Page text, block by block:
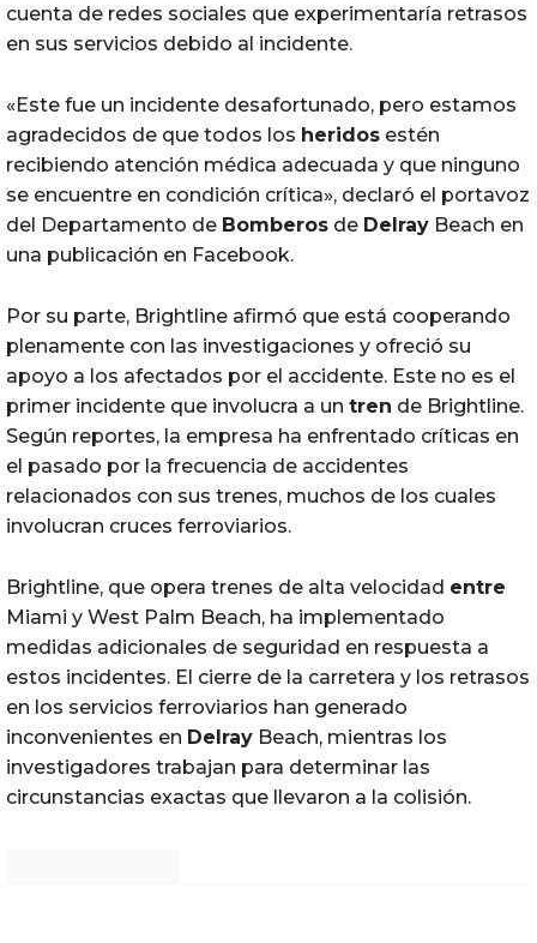
cuenta de redes sociales que experimentaría retrasos
en sus servicios debido al incidente.
«Este fue un incidente desafortunado, pero estamos
agradecidos de que todos los heridos estén
recibiendo atención médica adecuada y que ninguno
se encuentre en condición crítica», declaró el portavoz
del Departamento de Bomberos de Delray Beach en
una publicación en Facebook.
Por su parte, Brightline afirmó que está cooperando
plenamente con las investigaciones y ofreció su
apoyo a los afectados por el accidente. Este no es el
primer incidente que involucra a un tren de Brightline.
Según reportes, la empresa ha enfrentado críticas en
el pasado por la frecuencia de accidentes
relacionados con sus trenes, muchos de los cuales
involucran cruces ferroviarios.
Brightline, que opera trenes de alta velocidad entre
Miami y West Palm Beach, ha implementado
medidas adicionales de seguridad en respuesta a
estos incidentes. El cierre de la carretera y los retrasos
en los servicios ferroviarios han generado
inconvenientes en Delray Beach, mientras los
investigadores trabajan para determinar las
circunstancias exactas que llevaron a la colisión.